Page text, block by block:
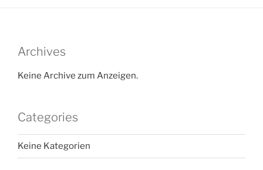
Archives
Keine Archive zum Anzeigen.
Categories
Keine Kategorien